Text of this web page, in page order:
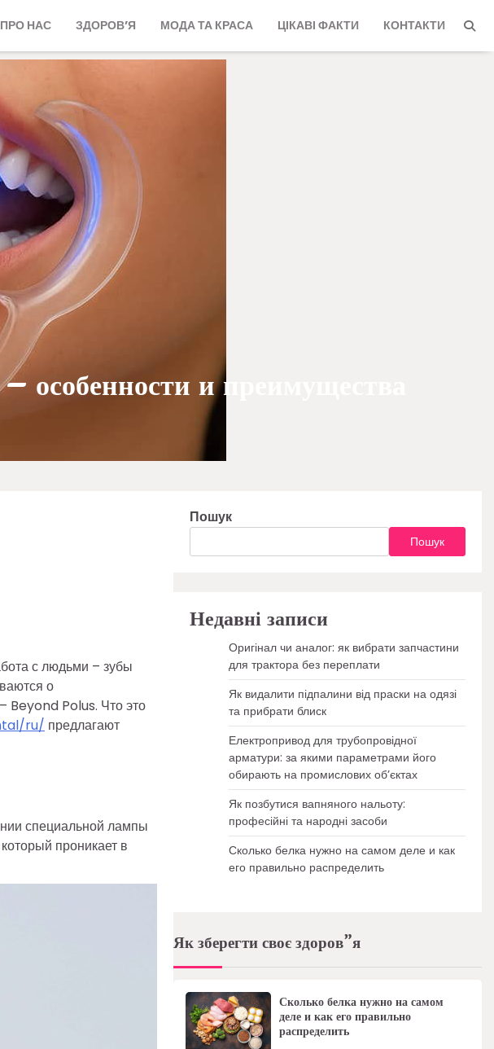
ПРО НАС ЗДОРОВ’Я МОДА ТА КРАСА ЦІКАВІ ФАКТИ КОНТАКТИ
и преимущества
с людьми – зубы
о
Beyond Polus. Что это
ru/ предлагают
специальной лампы
проникает в
Пошук
Пошук
Недавні записи
Оригінал чи аналог: як вибрати запчастини
для трактора без переплати
Як видалити підпалини від праски на одязі
та прибрати блиск
Електропривод для трубопровідної
арматури: за якими параметрами його
обирають на промислових об’єктах
Як позбутися вапняного нальоту:
професійні та народні засоби
Сколько белка нужно на самом деле и как
его правильно распределить
Як зберегти своє здоров”я
Сколько белка нужно на самом
деле и как его правильно
распределить